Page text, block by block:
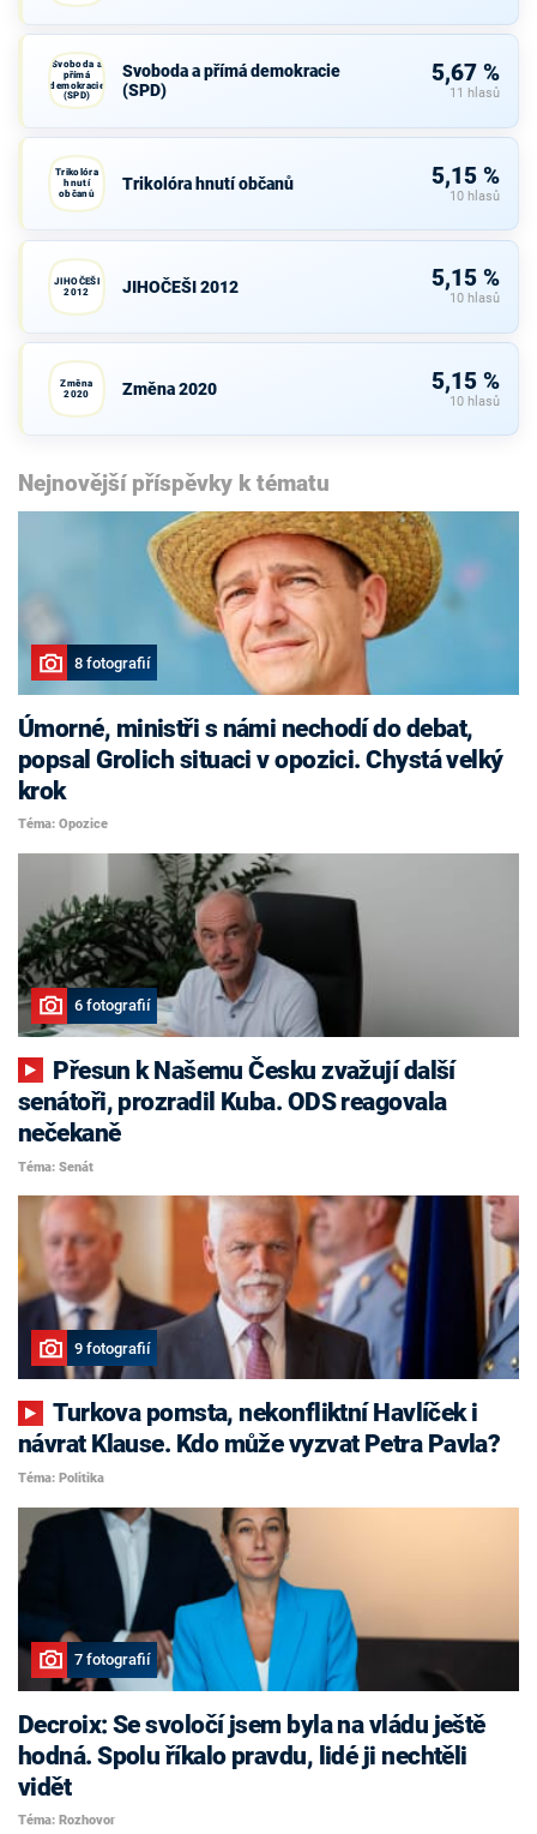
Svoboda a
přímá
demokracie
(SPD)
Svoboda a přímá demokracie
(SPD)
5,67 %
11 hlasů
Trikolóra
hnutí
občanů
Trikolóra hnutí občanů 5,15 %
10 hlasů
JIHOČEŠI
2012
JIHOČEŠI 2012 5,15 %
10 hlasů
Změna
2020
Změna 2020 5,15 %
10 hlasů
Nejnovější příspěvky k tématu
8 fotografií
Úmorné, ministři s námi nechodí do debat,
popsal Grolich situaci v opozici. Chystá velký
krok
Téma: Opozice
6 fotografií
senátoři, prozradil Kuba. ODS reagovala
nečekaně
Téma: Senát
9 fotografií
Turkova pomsta, nekonfliktní Havlíček i
návrat Klause. Kdo může vyzvat Petra Pavla?
Téma: Politika
7 fotografií
Decroix: Se svoločí jsem byla na vládu ještě
hodná. Spolu říkalo pravdu, lidé ji nechtěli
vidět
Téma: Rozhovor